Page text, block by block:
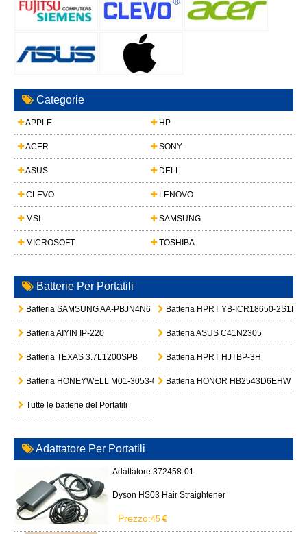
Categorie
APPLE HP
ACER SONY
ASUS DELL
CLEVO LENOVO
MSI SAMSUNG
MICROSOFT TOSHIBA
Batterie Per Portatili
Batteria SAMSUNG AA-PBJN4N6 Batteria HPRT YB-ICR18650-2S1P
Batteria AIYIN IP-220 Batteria ASUS C41N2305
Batteria TEXAS 3.7L1200SPB Batteria HPRT HJTBP-3H
Batteria HONEYWELL M01-3053-000 Batteria HONOR HB2543D6EHW
Tutte le batterie del Portatili
Adattatore Per Portatili
Adattatore 372458-01
Dyson HS03 Hair Straightener
Prezzo:45